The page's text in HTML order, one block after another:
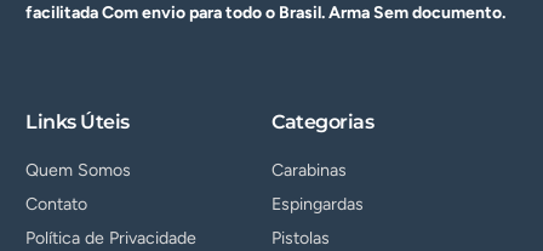
facilitada Com envio para todo o Brasil. ArmaSem documento.
Links Úteis
Quem Somos
Contato
Política de Privacidade
Categorias
Carabinas
Espingardas
Pistolas